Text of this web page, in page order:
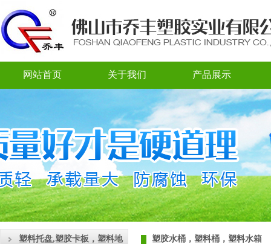
网站首页 关于我们 产品展示
塑料托盘,塑胶卡板，塑料地 塑胶水桶，塑料桶，塑料水箱